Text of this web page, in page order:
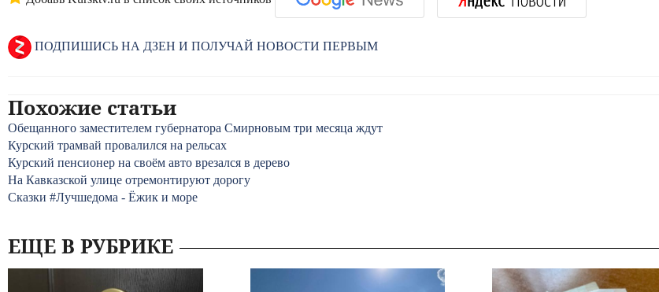
ПОДПИШИСЬ НА ДЗЕН И ПОЛУЧАЙ НОВОСТИ ПЕРВЫМ
Похожие статьи
Обещанного заместителем губернатора Смирновым три месяца ждут
Курский трамвай провалился на рельсах
Курский пенсионер на своём авто врезался в дерево
На Кавказской улице отремонтируют дорогу
Сказки #Лучшедома - Ёжик и море
ЕЩЕ В РУБРИКЕ